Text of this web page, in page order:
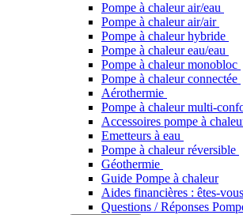
Pompe à chaleur air/eau
Pompe à chaleur air/air
Pompe à chaleur hybride
Pompe à chaleur​ eau/eau
Pompe à chaleur monobloc
Pompe à chaleur connectée
Aérothermie
Pompe à chaleur multi-
Accessoires pompe à
Emetteurs à eau
Pompe à chaleur réversible
Géothermie
Guide Pompe à chaleur
Aides financières : êtes-
Questions / Réponses